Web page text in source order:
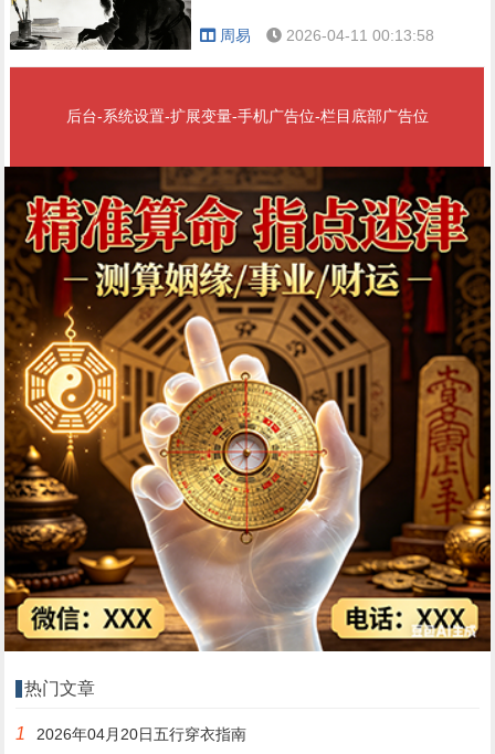
周易 2026-04-11 00:13:58
后台-系统设置-扩展变量-手机广告位-栏目底部广告位
热门文章
1 2026年04月20日五行穿衣指南